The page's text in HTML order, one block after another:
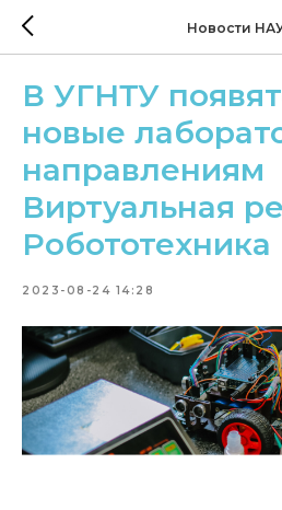
Новости
В УГНТУ
новые
направлениям
Виртуальная
Робототехника
2023-08-24 14:28